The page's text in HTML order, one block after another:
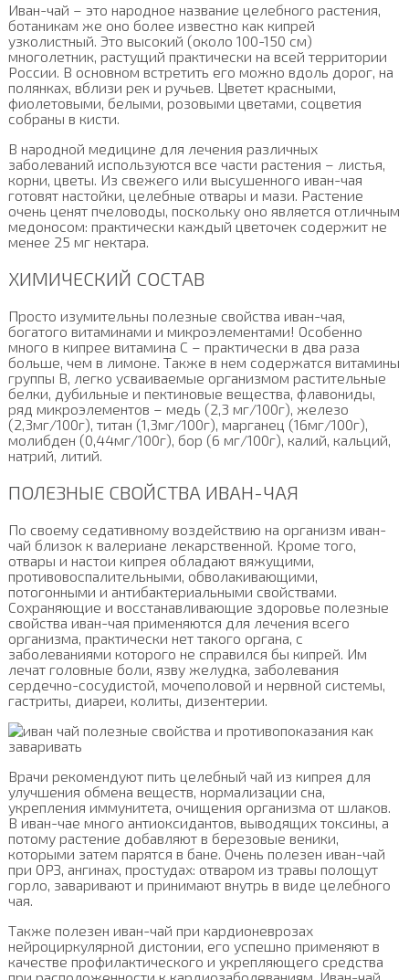
Иван-чай – это народное название целебного растения,
ботаникам же оно более известно как кипрей
узколистный. Это высокий (около 100-150 см)
многолетник, растущий практически на всей территории
России. В основном встретить его можно вдоль дорог, на
полянках, вблизи рек и ручьев. Цветет красными,
фиолетовыми, белыми, розовыми цветами, соцветия
собраны в кисти.
В народной медицине для лечения различных
заболеваний используются все части растения – листья,
корни, цветы. Из свежего или высушенного иван-чая
готовят настойки, целебные отвары и мази. Растение
очень ценят пчеловоды, поскольку оно является отличным
медоносом: практически каждый цветочек содержит не
менее 25 мг нектара.
ХИМИЧЕСКИЙ СОСТАВ
Просто изумительны полезные свойства иван-чая,
богатого витаминами и микроэлементами! Особенно
много в кипрее витамина С – практически в два раза
больше, чем в лимоне. Также в нем содержатся витамины
группы В, легко усваиваемые организмом растительные
белки, дубильные и пектиновые вещества, флавониды,
ряд микроэлементов – медь (2,3 мг/100г), железо
(2,3мг/100г), титан (1,3мг/100г), марганец (16мг/100г),
молибден (0,44мг/100г), бор (6 мг/100г), калий, кальций,
натрий, литий.
ПОЛЕЗНЫЕ СВОЙСТВА ИВАН-ЧАЯ
По своему седативному воздействию на организм иван-
чай близок к валериане лекарственной. Кроме того,
отвары и настои кипрея обладают вяжущими,
противовоспалительными, обволакивающими,
потогонными и антибактериальными свойствами.
Сохраняющие и восстанавливающие здоровье полезные
свойства иван-чая применяются для лечения всего
организма, практически нет такого органа, с
заболеваниями которого не справился бы кипрей. Им
лечат головные боли, язву желудка, заболевания
сердечно-сосудистой, мочеполовой и нервной системы,
гастриты, диареи, колиты, дизентерии.
Врачи рекомендуют пить целебный чай из кипрея для
улучшения обмена веществ, нормализации сна,
укрепления иммунитета, очищения организма от шлаков.
В иван-чае много антиоксидантов, выводящих токсины, а
потому растение добавляют в березовые веники,
которыми затем парятся в бане. Очень полезен иван-чай
при ОРЗ, ангинах, простудах: отваром из травы полощут
горло, заваривают и принимают внутрь в виде целебного
чая.
Также полезен иван-чай при кардионеврозах
нейроциркулярной дистонии, его успешно применяют в
качестве профилактического и укрепляющего средства
при расположенности к кардиозаболеваниям. Иван-чай